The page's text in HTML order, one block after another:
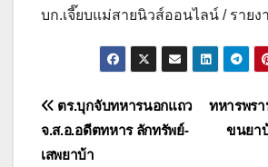
บก.เจี๊ยบแม่สายนิวส์ออนไลน์ / รายง
แนะแนว
เรื่อง
ทหารพร
ขนยา
ตร.บุกจับทหารนอกแถว
จ.ส.อ.อดีตทหาร ลักทรัพย์-
เสพยาบ้า